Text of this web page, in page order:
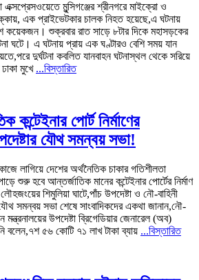
মুন্সিগঞ্জের শ্রীনগরে মাইক্রো ও
এক প্রাইভেটকার চালক নিহত হয়েছে,এ ঘটনায়
শুক্রবার রাত সাড়ে ৮টার দিকে মহাসড়কের
ঘটে। এ ঘটনায় প্রায় এক ঘণ্টারও বেশি সময় যান
দুর্ঘটনা কবলিত যানবাহন ঘটনাস্থল থেকে সরিয়ে
মুখে ...বিস্তারিত
কন্টেইনার পোর্ট নির্মাণের
যৌথ সমন্বয় সভা!
লাগিয়ে দেশের অর্থনৈতিক চাকার গতিশীলতা
শুরু হবে আন্তর্জাতিক মানের কন্টেইনার পোর্টের নির্মাণ
শিমুলিয়া ঘাটে,পাঁচ উপদেষ্টা ও নৌ-বাহিনী
সমন্বয় সভা শেষে সাংবাদিকদের একথা জানান,নৌ-
উপদেষ্টা ব্রিগেডিয়ার জেনারেল (অব)
বলেন,৭শ ৫৬ কোটি ৭১ লাখ টাকা ব্যায় ...বিস্তারিত